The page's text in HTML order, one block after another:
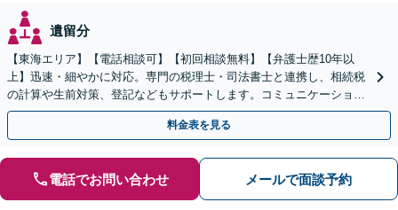
遺留分
【東海エリア】【電話相談可】【初回相談無料】【弁護士歴10年以
上】迅速・細やかに対応。専門の税理士・司法書士と連携し、相続税
の計算や生前対策、登記などもサポートします。コミュニケーション
を大事にし、より納得できる解決を目指します。
料金表を見る
電話でお問い合わせ メールで面談予約